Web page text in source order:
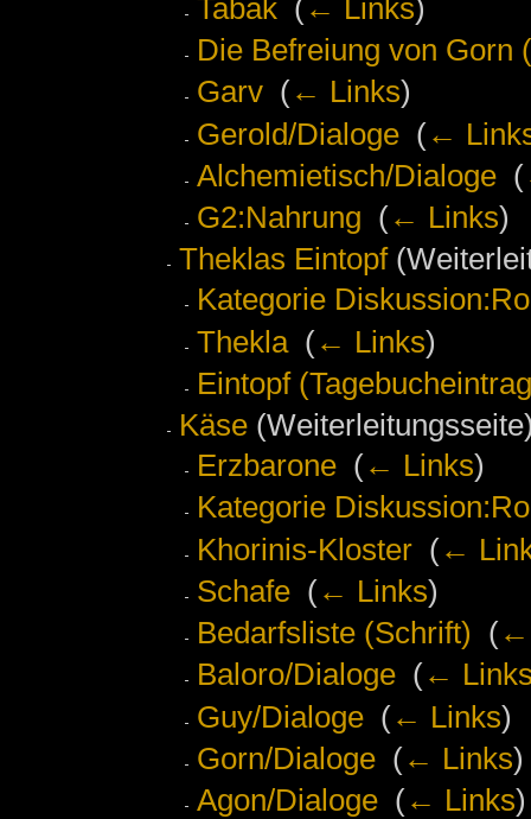
Tabak‎ (← Links)
Die Befreiung von Gorn
Garv‎ (← Links)
Gerold/Dialoge‎ (←
Alchemietisch/Dialoge‎ (
G2:Nahrung (← Links)
Theklas Eintopf
Kategorie
Thekla (← Links)
Eintopf
Käse
Erzbarone‎ (← Links)
Kategorie
Khorinis-Kloster‎ (←
Schafe‎ (← Links)
Bedarfsliste (Schrift)
(←
Baloro/Dialoge‎ (←
Guy/Dialoge‎ (← Links)
Gorn/Dialoge‎ (← Links)
Agon/Dialoge‎ (← Links)